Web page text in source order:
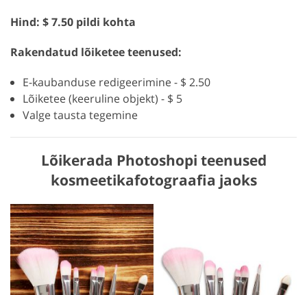
Hind: $ 7.50 pildi kohta
Rakendatud lõiketee teenused:
E-kaubanduse redigeerimine - $ 2.50
Lõiketee (keeruline objekt) - $ 5
Valge tausta tegemine
Lõikerada Photoshopi teenused
kosmeetikafotograafia jaoks